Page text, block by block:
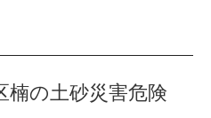
楠の土砂災害危険